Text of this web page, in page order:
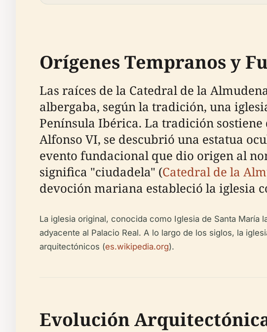
Orígenes Tempranos y
Las raíces de la Catedral de la
albergaba, según la tradición, una
Península Ibérica. La tradición sostiene
Alfonso VI, se descubrió una estatua
evento fundacional que dio origen al
significa "ciudadela" (Catedral de la
devoción mariana estableció la iglesia
La iglesia original, conocida como Iglesia de Santa María
adyacente al Palacio Real. A lo largo de los siglos, la
arquitectónicos (es.wikipedia.org).
Evolución